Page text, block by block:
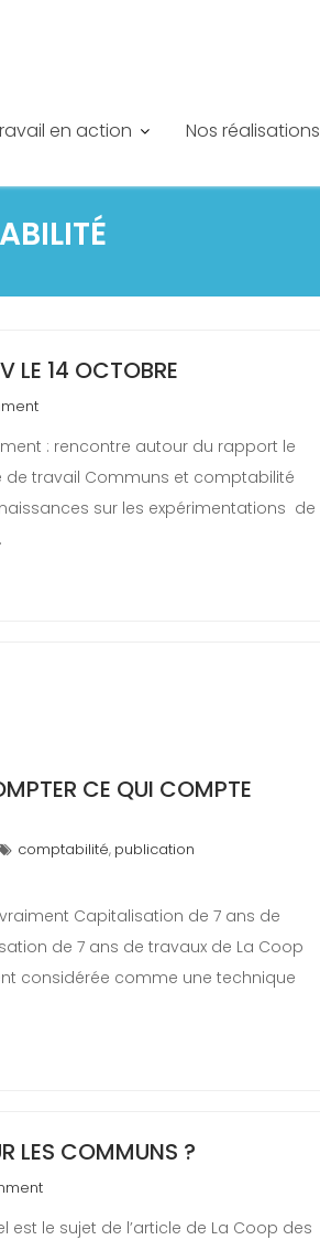
en action Nos réalisations
LE 14 OCTOBRE
: rencontre autour du rapport le
de travail Communs et comptabilité
sur les expérimentations de
CE QUI COMPTE
comptabilité, publication
Capitalisation de 7 ans de
de 7 ans de travaux de La Coop
considérée comme une technique
LES COMMUNS ?
le sujet de l’article de La Coop des